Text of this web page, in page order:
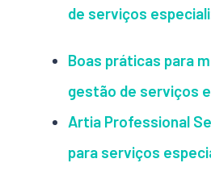
de serviços
Boas práticas para
gestão de serviços
Artia Professional
para serviços